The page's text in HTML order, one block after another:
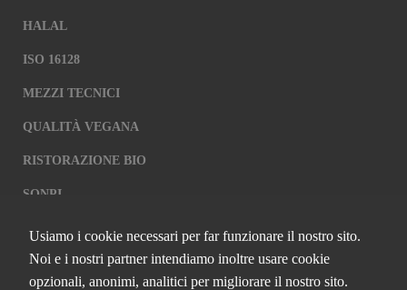
HALAL
ISO 16128
MEZZI TECNICI
QUALITÀ VEGANA
RISTORAZIONE BIO
SQNPI
QCERTIFICAZIONI S.R.L. A SOCIO
UNICO
Usiamo i cookie necessari per far funzionare il nostro sito.
Noi e i nostri partner intendiamo inoltre usare cookie
opzionali, anonimi, analitici per migliorare il nostro sito.